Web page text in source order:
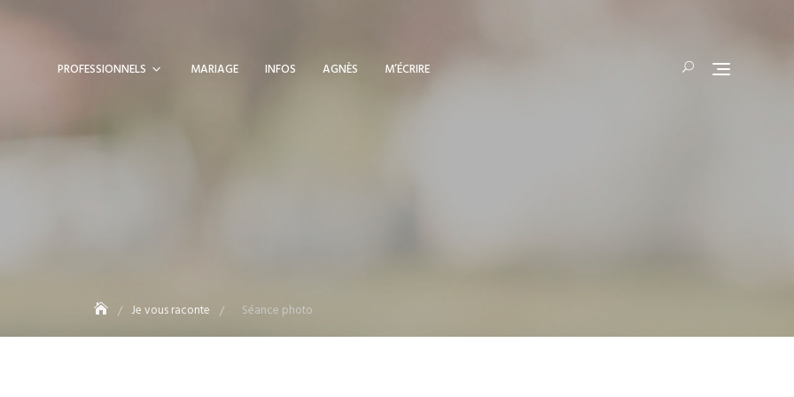
PROFESSIONNELS MARIAGE INFOS AGNÈS M’ÉCRIRE
Je vous raconte Séance photo